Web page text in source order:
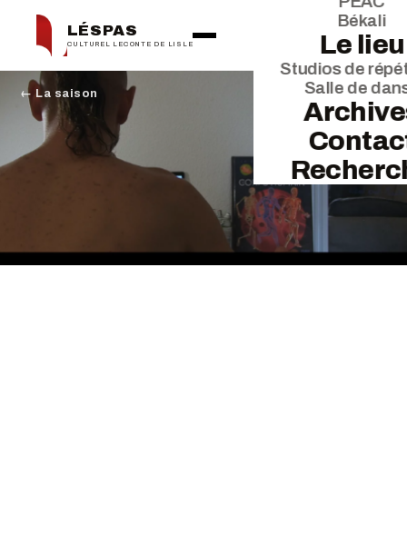
LÉSPAS
CULTUREL LECONTE DE LISLE
Békali
Le lieu
Studios de
Salle de
← La saison